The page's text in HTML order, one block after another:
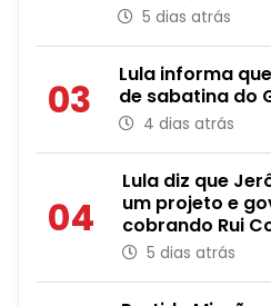
5 dias atrás
03
Lula informa
de sabatina do
4 dias atrás
04
Lula diz que
um projeto e
cobrando Rui
5 dias atrás